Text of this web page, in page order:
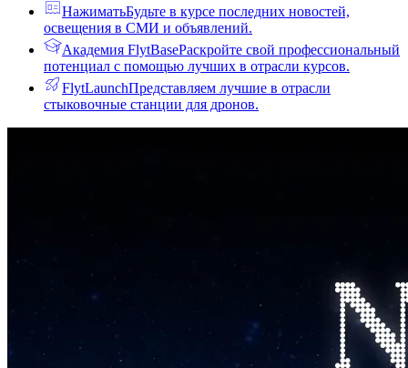
НажиматьБудьте в курсе последних новостей,
освещения в СМИ и объявлений.
Академия FlytBaseРаскройте свой профессиональный
потенциал с помощью лучших в отрасли курсов.
FlytLaunchПредставляем лучшие в отрасли
стыковочные станции для дронов.